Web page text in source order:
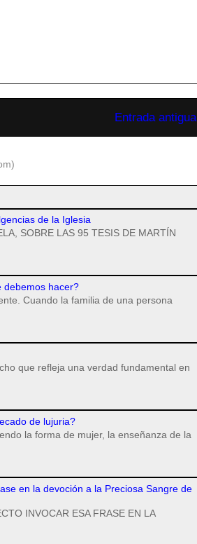
Entrada antigua
de la Iglesia
SOBRE LAS 95 TESIS DE MARTÍN
debemos hacer?
Cuando la familia de una persona
que refleja una verdad fundamental en
de lujuria?
la forma de mujer, la enseñanza de la
en la devoción a la Preciosa Sangre de
INVOCAR ESA FRASE EN LA